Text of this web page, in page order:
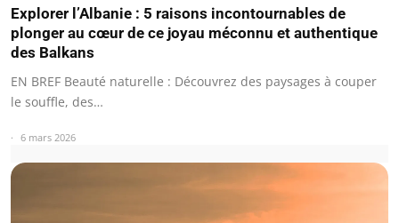
Explorer l’Albanie : 5 raisons incontournables de
plonger au cœur de ce joyau méconnu et authentique
des Balkans
EN BREF Beauté naturelle : Découvrez des paysages à couper
le souffle, des…
6 mars 2026